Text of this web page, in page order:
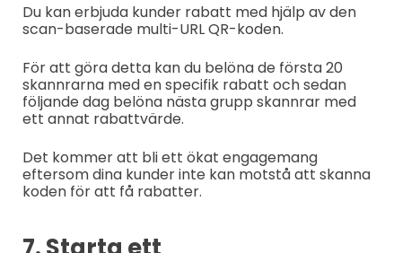
Du kan erbjuda kunder rabatt med hjälp av den
scan-baserade multi-URL QR-koden.
För att göra detta kan du belöna de första 20
skannrarna med en specifik rabatt och sedan
följande dag belöna nästa grupp skannrar med
ett annat rabattvärde.
Det kommer att bli ett ökat engagemang
eftersom dina kunder inte kan motstå att skanna
koden för att få rabatter.